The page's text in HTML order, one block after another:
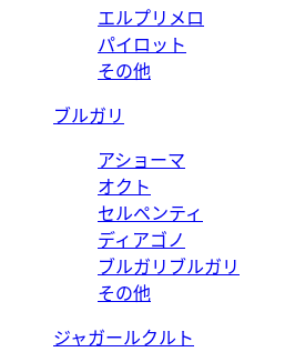
エルプリメロ
パイロット
その他
ブルガリ
アショーマ
オクト
セルペンティ
ディアゴノ
ブルガリブルガリ
その他
ジャガールクルト